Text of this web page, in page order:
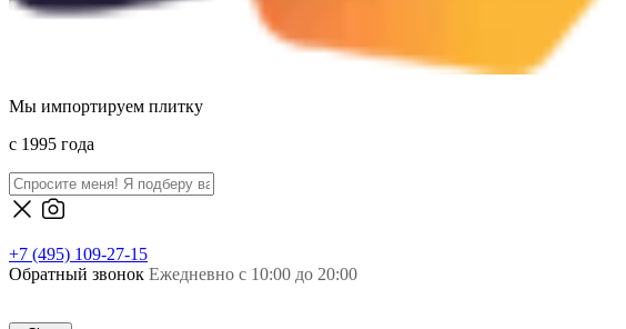
Мы импортируем плитку
c 1995 года
+7 (495) 109-27-15
Обратный звонок Ежедневно с 10:00 до 20:00